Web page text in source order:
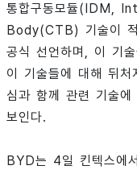
통합구동모듈(IDM,
Body(CTB) 기술이
공식 선언하며, 이 기
이 기술들에 대해 뒤
심과 함께 관련 기술
보인다.
BYD는 4일 킨텍스에